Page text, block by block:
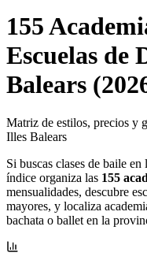
155
Escuelas de
Balears
Matriz de estilos, precios y
Illes Balears
Si buscas clases de baile en
índice organiza las 155
mensualidades, descubre
mayores, y localiza
bachata o ballet en la